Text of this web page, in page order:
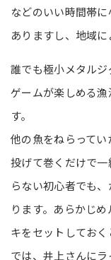
などのいい時間帯
ありますし、地域に
誰でも極小メタル
ゲームが楽しめる漁
す。
他の魚をねらって
投げて巻くだけで
らない初心者でも
ります。あらかじ
キをセットしておく
では、井上さんに